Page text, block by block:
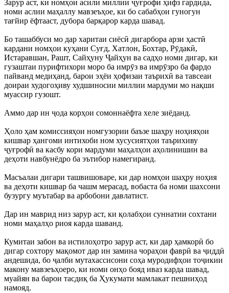
Зарур аст, ки номҳои асили миллии ҷуғрофӣ ҳифз гардида,
номи аслии маҳаллу мавзеъҳое, ки бо сабабҳои гуногун
тағйир ёфтааст, дубора барқарор карда шавад.
Бо ташаббуси мо дар харитаи сиёсӣ дигарбора арзи ҳастӣ
кардани номҳои куҳани Суғд, Хатлон, Бохтар, Рӯдакӣ,
Истаравшан, Рашт, Сайҳуну Ҷайҳун ва садҳо номи дигар, ки
гузаштаи пурифтихори моро ба имрӯз ва имрӯзро ба фардо
пайванд медиҳанд, барои эҳёи ҳофизаи таърихӣ ва тавсеаи
доираи худогоҳиву худшиносии миллии мардуми мо нақши
муассир гузошт.
Аммо дар ин ҷода корҳои сомоннаёфта хеле зиёданд.
Ҳоло ҳам комиссияҳои номгузории баъзе шаҳру ноҳияҳои
кишвар ҳангоми интихоби ном хусусиятҳои таърихиву
ҷуғрофӣ ва касбу кори мардуми маҳалҳои аҳолинишин ва
деҳоти навбунёдро ба эътибор намегиранд.
Масъалаи дигари ташвишоваре, ки дар номҳои шаҳру ноҳия
ва деҳоти кишвар ба чашм мерасад, вобаста ба номи шахсони
бузургу муътабар ва арбобони давлатист.
Дар ин маврид низ зарур аст, ки қолабҳои суннатии сохтани
номи маҳалҳо риоя карда шаванд.
Кумитаи забон ва истилоҳотро зарур аст, ки дар ҳамкорӣ бо
дигар сохтору мақомот дар ин замина чораҳои фаврӣ ва ҷиддӣ
андешида, бо ҷалби мутахассисони соҳа муродифҳои тоҷикии
макону мавзеъҳоеро, ки номи онҳо бояд иваз карда шавад,
муайян ва барои тасдиқ ба Ҳукумати мамлакат пешниҳод
намояд.